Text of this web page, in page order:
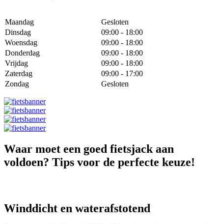
Maandag
Gesloten
Dinsdag
09:00 - 18:00
Woensdag
09:00 - 18:00
Donderdag
09:00 - 18:00
Vrijdag
09:00 - 18:00
Zaterdag
09:00 - 17:00
Zondag
Gesloten
Waar moet een goed fietsjack aan
voldoen? Tips voor de perfecte keuze!
Winddicht en waterafstotend